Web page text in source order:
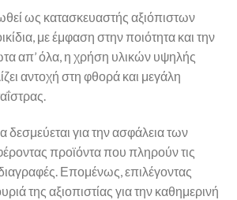
ως κατασκευαστής αξιόπιστων
με έμφαση στην ποιότητα και την
απ’ όλα, η χρήση υλικών υψηλής
αντοχή στη φθορά και μεγάλη
δεσμεύεται για την ασφάλεια των
προϊόντα που πληρούν τις
Επομένως, επιλέγοντας
της αξιοπιστίας για την καθημερινή